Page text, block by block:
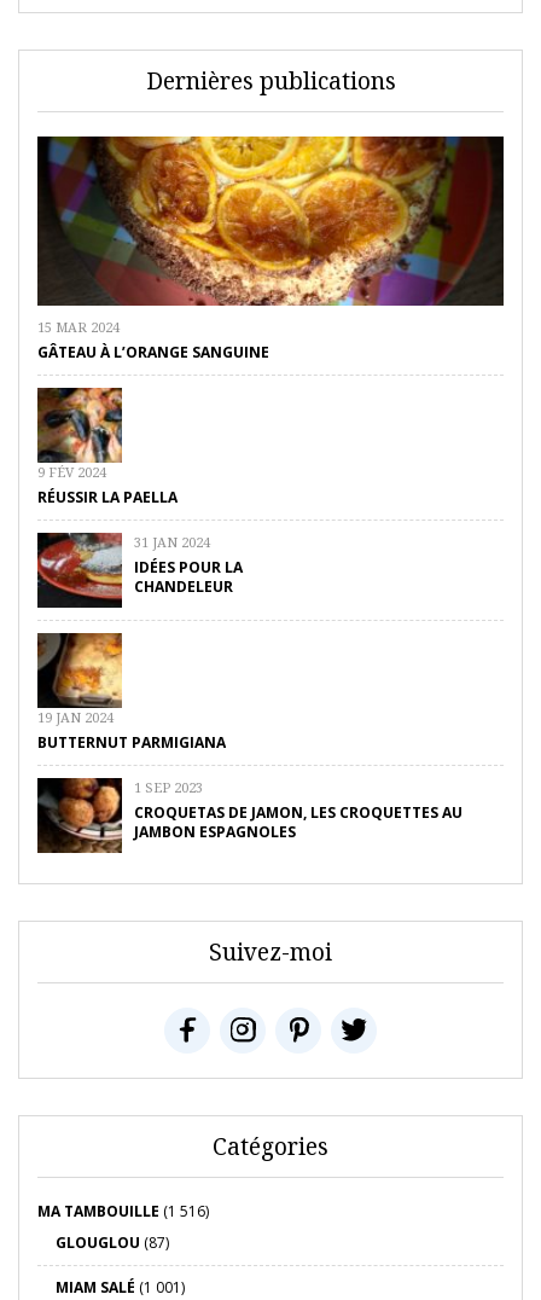
Dernières publications
15 MAR 2024
GÂTEAU À L’ORANGE SANGUINE
9 FÉV 2024
RÉUSSIR LA PAELLA
31 JAN 2024
IDÉES POUR LA
CHANDELEUR
19 JAN 2024
BUTTERNUT PARMIGIANA
1 SEP 2023
CROQUETAS DE JAMON, LES CROQUETTES AU
JAMBON ESPAGNOLES
Suivez-moi
Catégories
MA TAMBOUILLE (1 516)
GLOUGLOU (87)
MIAM SALÉ (1 001)